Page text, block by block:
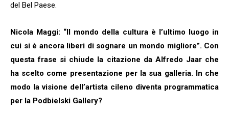
del Bel Paese.
Nicola Maggi: “Il mondo della cultura è l’ultimo luogo in
cui si è ancora liberi di sognare un mondo migliore”. Con
questa frase si chiude la citazione da Alfredo Jaar che
ha scelto come presentazione per la sua galleria. In che
modo la visione dell’artista cileno diventa programmatica
per la Podbielski Gallery?